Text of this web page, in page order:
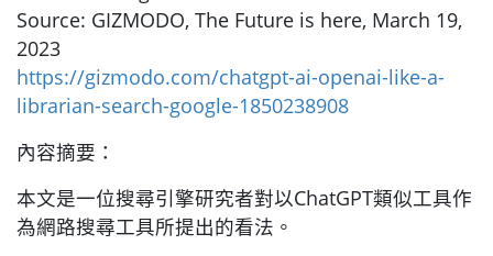
Source: GIZMODO, The Future is here, March 19,
2023
https://gizmodo.com/chatgpt-ai-openai-like-a-
librarian-search-google-1850238908
內容摘要：
本文是一位搜尋引擎研究者對以ChatGPT類似工具作
為網路搜尋工具所提出的看法。